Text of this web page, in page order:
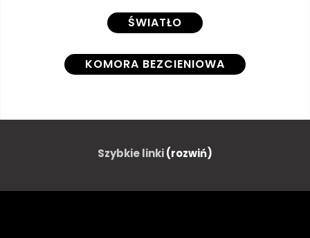
ŚWIATŁO
KOMORA BEZCIENIOWA
SKRZYĆ OZDOBA
VINTAGE NASTRÓJ
Szybkie linki(rozwiń)